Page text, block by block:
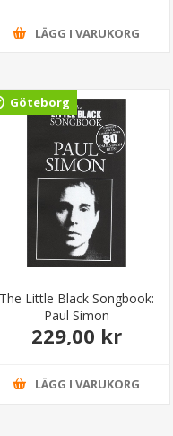
LÄGG I VARUKORG
Göteborg
The Little Black Songbook:
Paul Simon
229,00 kr
LÄGG I VARUKORG